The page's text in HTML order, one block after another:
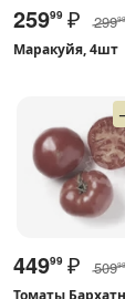
25999 ₽ 29999
Маракуйя, 4шт
44999 ₽ 50999
Томаты